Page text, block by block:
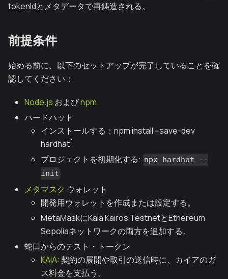
tokenIdとメタデータで再鋳造される。
前提条件
始める前に、以下のセットアップが完了していることを確
認してください：
Node.js およびnpm
ハードハット
インストールする：npm install --save-dev
hardhat`
プロジェクトを初期化する: npx hardhat --
init
メタマスク ウォレット
開発用ウォレットを作成または設定する。
MetaMaskにKaia Kairos TestnetとEthereum
Sepoliaネットワークの両方を追加する。
蛇口からのテスト・トークン
KAIA: 契約の展開や取引の送信時に、カイアのガ
ス料金を支払う。